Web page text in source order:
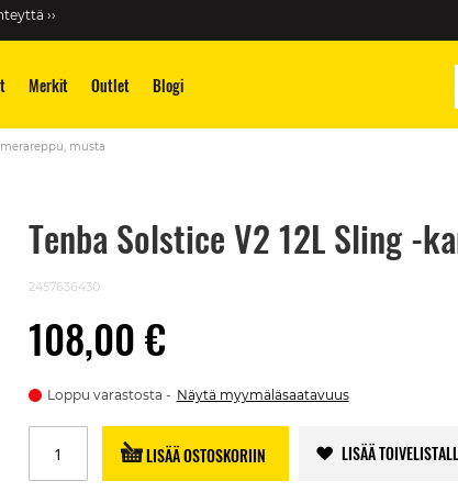
››
Merkit Outlet Blogi
musta
Tenba Solstice V2 12L Sling -
2457636430
108,00 €
Loppu varastosta Näytä myymäläsaatavuus
LISÄÄ OSTOSKORIIN LISÄÄ